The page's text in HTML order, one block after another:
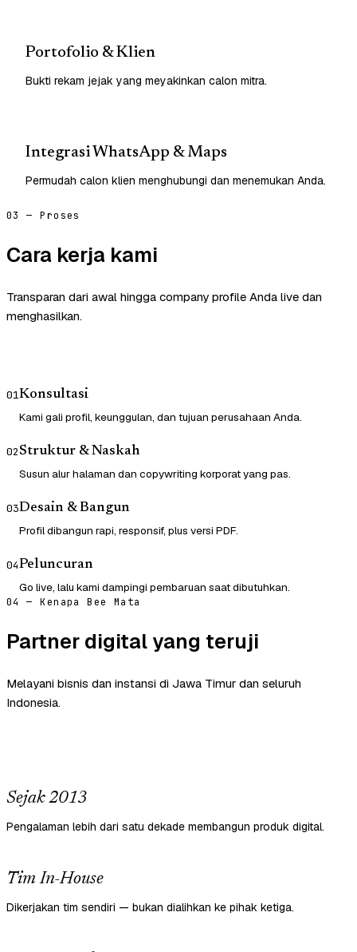
Portofolio & Klien
Bukti rekam jejak yang meyakinkan calon mitra.
Integrasi WhatsApp & Maps
Permudah calon klien menghubungi dan menemukan Anda.
03 — Proses
Cara kerja kami
Transparan dari awal hingga company profile Anda live dan
menghasilkan.
01Konsultasi
Kami gali profil, keunggulan, dan tujuan perusahaan Anda.
02Struktur & Naskah
Susun alur halaman dan copywriting korporat yang pas.
03Desain & Bangun
Profil dibangun rapi, responsif, plus versi PDF.
04Peluncuran
Go live, lalu kami dampingi pembaruan saat dibutuhkan.
04 — Kenapa Bee Mata
Partner digital yang teruji
Melayani bisnis dan instansi di Jawa Timur dan seluruh
Indonesia.
Sejak 2013
Pengalaman lebih dari satu dekade membangun produk digital.
Tim In-House
Dikerjakan tim sendiri — bukan dialihkan ke pihak ketiga.